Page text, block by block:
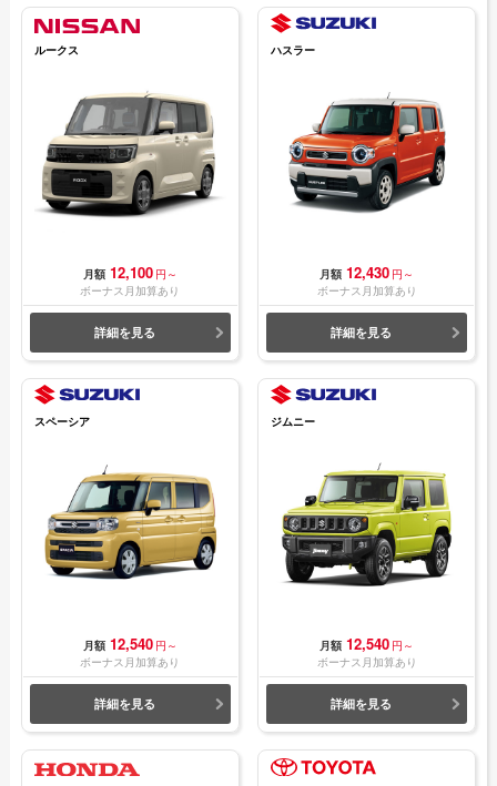
ルークス
月額 12,100 円～
ボーナス月加算あり
詳細を見る
ハスラー
月額 12,430 円～
ボーナス月加算あり
詳細を見る
スペーシア
月額 12,540 円～
ボーナス月加算あり
詳細を見る
ジムニー
月額 12,540 円～
ボーナス月加算あり
詳細を見る